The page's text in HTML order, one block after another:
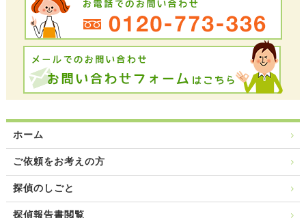
ホーム
ご依頼をお考えの方
探偵のしごと
探偵報告書閲覧